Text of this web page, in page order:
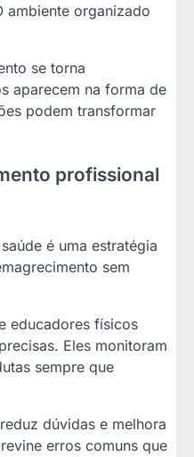
ambiente organizado
se torna
aparecem na forma de
podem transformar
profissional
é uma estratégia
sem
educadores físicos
Eles monitoram
sempre que
dúvidas e melhora
erros comuns que